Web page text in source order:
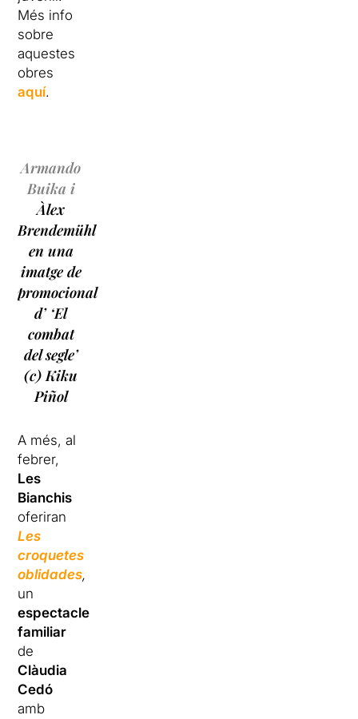
Més info
sobre
aquestes
obres
aquí.
Armando
Buika i
Àlex
Brendemühl
en una
imatge de
promocional
d’ ‘El
combat
del segle’
(c) Kiku
Piñol
A més, al
febrer,
Les
Bianchis
oferiran
Les
croquetes
oblidades,
un
espectacle
familiar
de
Clàudia
Cedó
amb